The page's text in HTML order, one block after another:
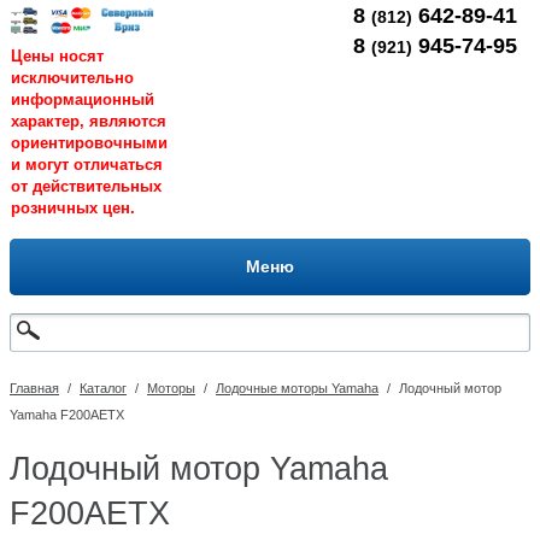
Цены носят
исключительно
информационный
характер, являются
ориентировочными
и могут отличаться
от действительных
розничных цен.
8 (812) 642-89-41
8 (921) 945-74-95
Меню
Главная / Каталог / Моторы / Лодочные моторы Yamaha /
Лодочный мотор
Yamaha F200AETX
Лодочный мотор Yamaha
F200AETX